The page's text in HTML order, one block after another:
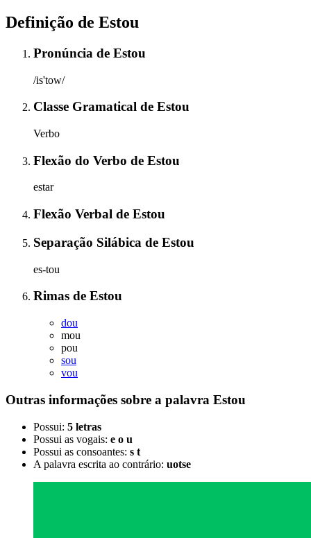
Definição de Estou
Pronúncia de Estou
/is'tow/
Classe Gramatical de Estou
Verbo
Flexão do Verbo de Estou
estar
Flexão Verbal de Estou
Separação Silábica de Estou
es-tou
Rimas de Estou
dou
mou
pou
sou
vou
Outras informações sobre a palavra Estou
Possui: 5 letras
Possui as vogais: e o u
Possui as consoantes: s t
A palavra escrita ao contrário: uotse